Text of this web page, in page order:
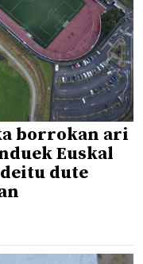
borrokan ari
Euskal
dute